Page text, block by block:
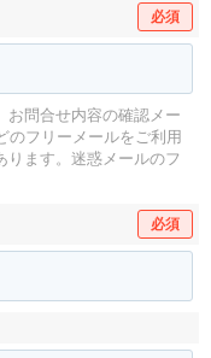
必須
問合せ内容の確認メー
のフリーメールをご利用
ます。 迷惑メールのフ
必須